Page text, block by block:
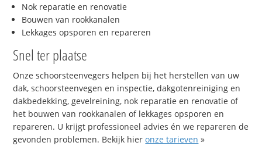
Nok reparatie en renovatie
Bouwen van rookkanalen
Lekkages opsporen en repareren
Snel ter plaatse
Onze schoorsteenvegers helpen bij het herstellen van uw
dak, schoorsteenvegen en inspectie, dakgotenreiniging en
dakbedekking, gevelreining, nok reparatie en renovatie of
het bouwen van rookkanalen of lekkages opsporen en
repareren. U krijgt professioneel advies én we repareren de
gevonden problemen. Bekijk hieronze tarieven »